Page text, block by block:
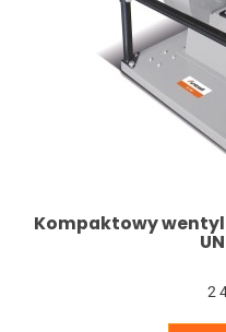
Kompaktowy
2